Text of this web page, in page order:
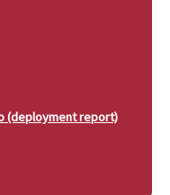
(deployment report)